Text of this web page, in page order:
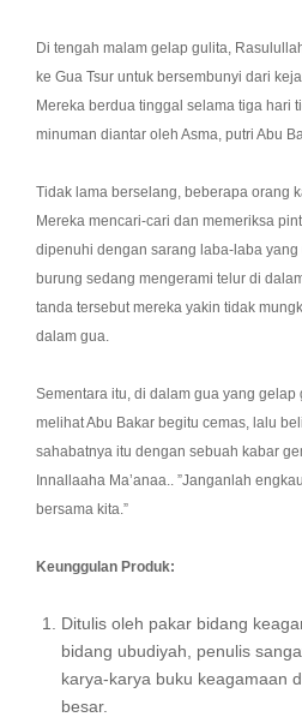
Di tengah malam gelap gulita,
ke Gua Tsur untuk bersembunyi dari
Mereka berdua tinggal selama tiga hari
minuman diantar oleh Asma, putri Abu
Tidak lama berselang, beberapa orang
Mereka mencari-cari dan memeriksa
dipenuhi dengan sarang laba-laba
burung sedang mengerami telur di
tanda tersebut mereka yakin tidak
dalam gua.
Sementara itu, di dalam gua yang
melihat Abu Bakar begitu cemas, lalu
sahabatnya itu dengan sebuah kabar
Innallaaha Ma’anaa.. ”Janganlah
bersama kita.”
Keunggulan Produk:
Ditulis oleh pakar bidang
bidang ubudiyah, penulis
karya-karya buku keagamaan
besar.